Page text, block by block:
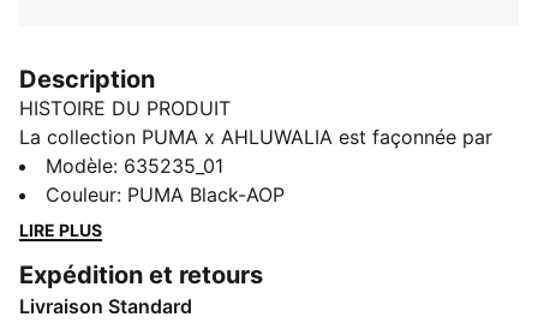
Description
HISTOIRE DU PRODUIT
La collection PUMA x AHLUWALIA est façonnée par
l'héritage indo-nigérian de Priya Ahluwalia et son
approche du design riche en histoires. Mélangeant des
références au football avec des couleurs vibrantes,
chaque pièce réunit culture et savoir-faire de manière
personnelle et expressive. Cet esprit se retrouve dans
Modèle: 635235_01
Couleur: PUMA Black-AOP
LIRE PLUS
Expédition et retours
Livraison Standard